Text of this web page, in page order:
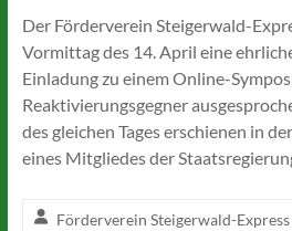
Der Förderverein Steigerwald-
Vormittag des 14. April eine
Einladung zu einem Online-
Reaktivierungsgegner
des gleichen Tages erschienen in
eines Mitgliedes der
Förderverein Steigerwald-Express